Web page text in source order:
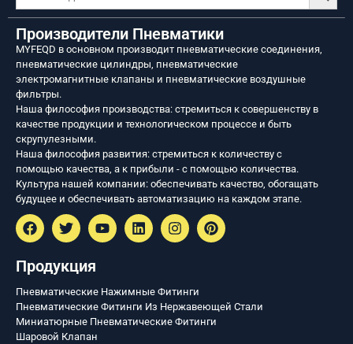
Производители Пневматики
MYFEQD в основном производит пневматические соединения,
пневматические цилиндры, пневматические
электромагнитные клапаны и пневматические воздушные
фильтры.
Наша философия производства: стремиться к совершенству в
качестве продукции и технологическом процессе и быть
скрупулезными.
Наша философия развития: стремиться к количеству с
помощью качества, а к прибыли - с помощью количества.
Культура нашей компании: обеспечивать качество, обогащать
будущее и обеспечивать автоматизацию на каждом этапе.
Продукция
Пневматические Нажимные Фитинги
Пневматические Фитинги Из Нержавеющей Стали
Миниатюрные Пневматические Фитинги
Шаровой Клапан